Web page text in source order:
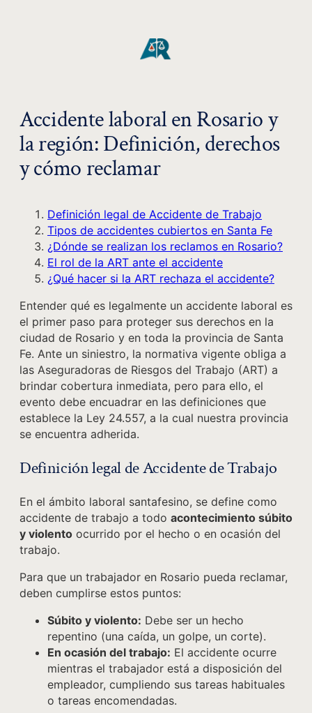
Accidente laboral en Rosario y
la región: Definición, derechos
y cómo reclamar
Definición legal de Accidente de Trabajo
Tipos de accidentes cubiertos en Santa Fe
¿Dónde se realizan los reclamos en Rosario?
El rol de la ART ante el accidente
¿Qué hacer si la ART rechaza el accidente?
Entender qué es legalmente un accidente laboral es
el primer paso para proteger sus derechos en la
ciudad de Rosario y en toda la provincia de Santa
Fe. Ante un siniestro, la normativa vigente obliga a
las Aseguradoras de Riesgos del Trabajo (ART) a
brindar cobertura inmediata, pero para ello, el
evento debe encuadrar en las definiciones que
establece la Ley 24.557, a la cual nuestra provincia
se encuentra adherida.
Definición legal de Accidente de Trabajo
En el ámbito laboral santafesino, se define como
accidente de trabajo a todo acontecimiento súbito
y violento ocurrido por el hecho o en ocasión del
trabajo.
Para que un trabajador en Rosario pueda reclamar,
deben cumplirse estos puntos:
Súbito y violento: Debe ser un hecho
repentino (una caída, un golpe, un corte).
En ocasión del trabajo: El accidente ocurre
mientras el trabajador está a disposición del
empleador, cumpliendo sus tareas habituales
o tareas encomendadas.